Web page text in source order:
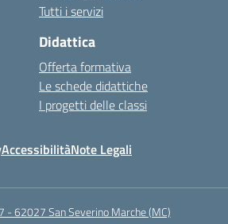
Tutti i servizi
Didattica
Offerta formativa
Le schede didattiche
I progetti delle classi
AccessibilitàNote Legali
- 62027 San Severino Marche (MC)